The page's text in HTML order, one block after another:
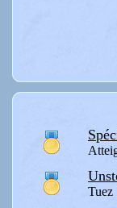
Tuez